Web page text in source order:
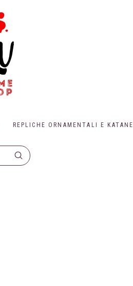
REPLICHE ORNAMENTALI E KATANE
Submit